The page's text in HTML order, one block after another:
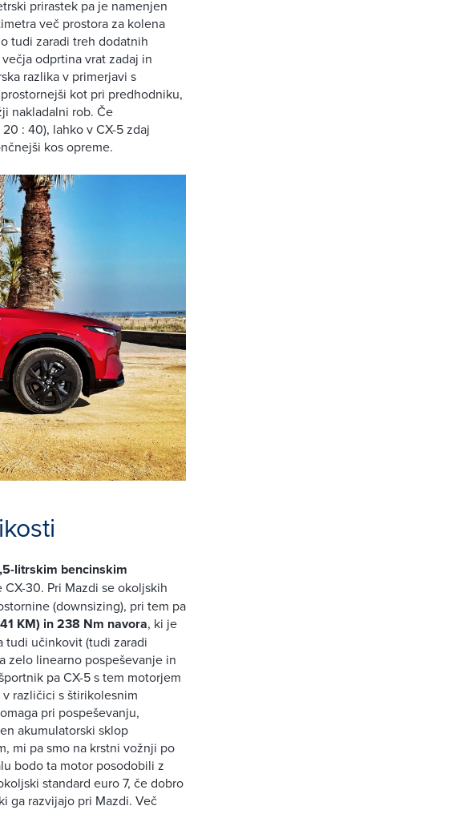
prirastek pa je namenjen
več prostora za kolena
tudi zaradi treh dodatnih
odprtina vrat zadaj in
razlika v primerjavi s
kot pri predhodniku,
nakladalni rob. Če
: 40), lahko v CX-5 zdaj
kos opreme.
litrskim bencinskim
30. Pri Mazdi se okoljskih
(downsizing), pri tem pa
KM) in 238 Nm navora, ki je
tudi učinkovit (tudi zaradi
zelo linearno pospeševanje in
pa CX-5 s tem motorjem
različici s štirikolesnim
pri pospeševanju,
akumulatorski sklop
mi pa smo na krstni vožnji po
bodo ta motor posodobili z
standard euro 7, če dobro
ga razvijajo pri Mazdi. Več